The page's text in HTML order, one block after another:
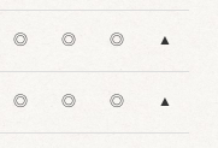
◎ ◎ ◎ ▲
◎ ◎ ◎ ▲